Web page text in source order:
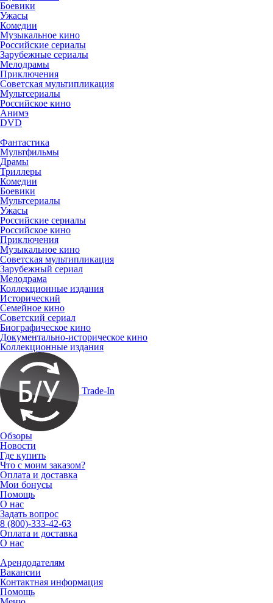
Боевики
Ужасы
Комедии
Музыкальное кино
Российские сериалы
Зарубежные сериалы
Мелодрамы
Приключения
Советская мультипликация
Мультсериалы
Российское кино
Анимэ
DVD
Фантастика
Мультфильмы
Драмы
Триллеры
Комедии
Боевики
Мультсериалы
Ужасы
Российские сериалы
Российское кино
Приключения
Музыкальное кино
Советская мультипликация
Зарубежный сериал
Мелодрама
Коллекционные издания
Исторический
Семейное кино
Советский сериал
Биографическое кино
Документально-историческое кино
Коллекционные издания
Trade-In
Обзоры
Новости
Где купить
Что с моим заказом?
Оплата и доставка
Мои бонусы
Помощь
О нас
Задать вопрос
8 (800)-333-42-63
Оплата и доставка
О нас
Арендодателям
Вакансии
Контактная информация
Помощь